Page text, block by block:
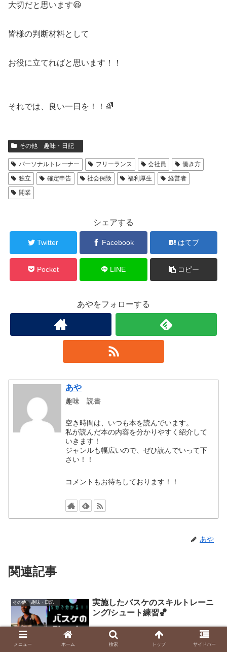
大切だと思います😆
皆様の判断材料として
お役に立てればと思います！！
それでは、良い一日を！！🌈
その他 趣味・日記
パーソナルトレーナー フリーランス 会社員
働き方
独立
確定申告 社会保険 福利厚生
経営者
開業
シェアする
Twitter Facebook はてブ
Pocket LINE コピー
あやをフォローする
あや
趣味 読書
空き時間は、いつも本を読んでいます。
私が読んだ本の内容を分かりやすく紹介して
いきます！
ジャンルも幅広いので、ぜひ読んでいって下
さい！！
コメントもお待ちしております！！
あや
関連記事
その他 趣味・日記
実施したバスケのスキルトレーニ
ング/シュート練習🏀
メニュー ホーム 検索 トップ サイドバー